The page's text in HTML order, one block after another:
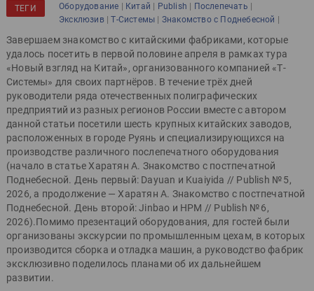
ТЕГИ Оборудование | Китай | Publish | Послепечать |
Эксклюзив |Т-Системы | Знакомство с Поднебесной |
Завершаем знакомство с китайскими фабриками, которые
удалось посетить в первой половине апреля в рамках тура
«Новый взгляд на Китай», организованного компанией «Т-
Системы» для своих партнёров. В течение трёх дней
руководители ряда отечественных полиграфических
предприятий из разных регионов России вместе с автором
данной статьи посетили шесть крупных китайских заводов,
расположенных в городе Руянь и специализирующихся на
производстве различного послепечатного оборудования
(начало в статье Харатян А. Знакомство с постпечатной
Поднебесной. День первый: Dayuan и Kuaiyida // Publish № 5,
2026, а продолжение — Харатян А. Знакомство с постпечатной
Поднебесной. День второй: Jinbao и HPM // Publish № 6,
2026).Помимо презентаций оборудования, для гостей были
организованы экскурсии по промышленным цехам, в которых
производится сборка и отладка машин, а руководство фабрик
эксклюзивно поделилось планами об их дальнейшем
развитии.